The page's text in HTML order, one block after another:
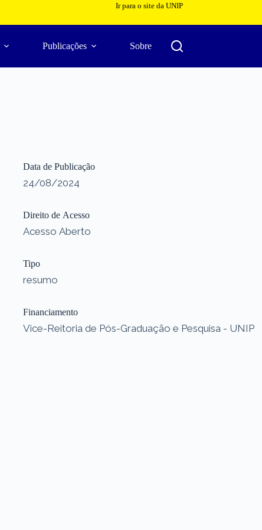
Ir para o site da UNIP
Publicações Sobre
Data de Publicação
24/08/2024
Direito de Acesso
Acesso Aberto
Tipo
resumo
Financiamento
Vice-Reitoria de Pós-Graduação e Pesquisa - UNIP